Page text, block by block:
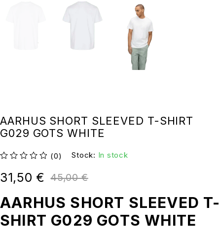
AARHUS SHORT SLEEVED T-SHIRT
G029 GOTS WHITE
(0) Stock: In stock
AARHUS SHORT SLEEVED T-
SHIRT G029 GOTS WHITE
45,00€
31,50 €